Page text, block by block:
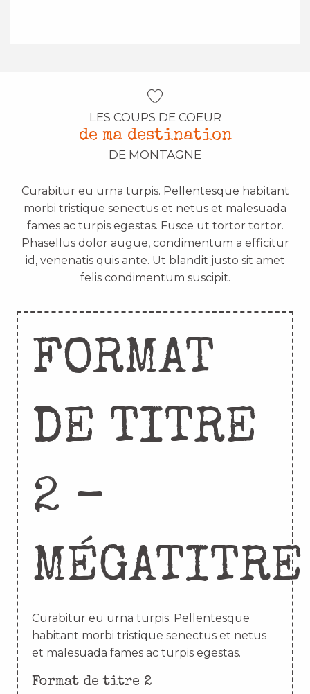
LES COUPS DE COEUR
de ma destination
DE MONTAGNE
Curabitur eu urna turpis. Pellentesque habitant
morbi tristique senectus et netus et malesuada
fames ac turpis egestas. Fusce ut tortor tortor.
Phasellus dolor augue, condimentum a efficitur
id, venenatis quis ante. Ut blandit justo sit amet
felis condimentum suscipit.
FORMAT
DE TITRE
2 –
MÉGATITRE
Curabitur eu urna turpis. Pellentesque
habitant morbi tristique senectus et netus
et malesuada fames ac turpis egestas.
Format de titre 2